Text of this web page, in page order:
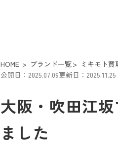
HOME ブランド一覧 ミキモト買
公開日：2025.07.09更新日：2025.11.25
大阪・吹田江
ました